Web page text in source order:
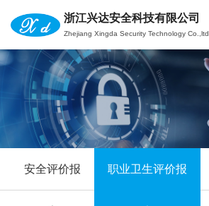
浙江兴达安全科技有限公司
Zhejiang Xingda Security Technology Co.,ltd
安全评价报 职业卫生评价报